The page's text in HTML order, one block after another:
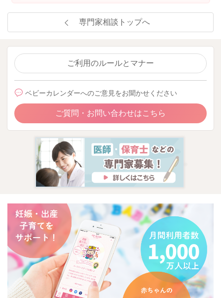
専門家相談トップへ
ご利用のルールとマナー
ベビーカレンダーへのご意見をお聞かせください
ご質問・お問い合わせはこちら